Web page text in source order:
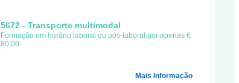
5672 - Transporte multimodal
Formação em horário laboral ou pós-laboral por apenas €
80,00
Mais Informação